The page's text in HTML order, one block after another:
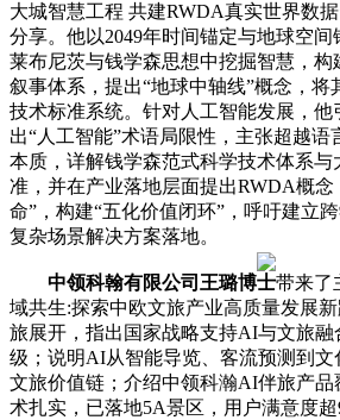
大城智慧工程 共建RWDA真实世界数
分享。他以2049年时间锚定与地球空
莱布尼茨与钱学森思想中挖掘智慧，
叙事体系，提出“地球中轴线”概念，将
技术标准系统。针对人工智能发展，他
出“人工智能”术语局限性，主张超越
本质，详解钱学森范式科学技术体系与
准，并在产业落地层面提出RWDA概念
命”，构建“五化价值闭环”，呼吁建立
复杂场景解决方案落地。
中领科翰有限公司王璐博士带来了
域共生:探索中欧文旅产业高质量发展
旅展开，指出国家战略支持AI与文旅
级；说明AI从智能导览、客流预测到文
文旅价值链；介绍中领科瀚AI伴旅产
术扎实，已落地5A景区，用户满意度